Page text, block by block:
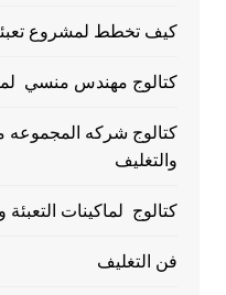
كيف تخطط لمشروع
كتالوج مهندس منسي
كتالوج شركه المجموعه
والتغليف
كتالوج لماكينات التعبئة
فن التغليف